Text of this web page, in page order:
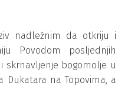
nadležnim da otkriju i
Povodom posljednjih
skrnavljenje bogomolje u
Dukatara na Topovima, a